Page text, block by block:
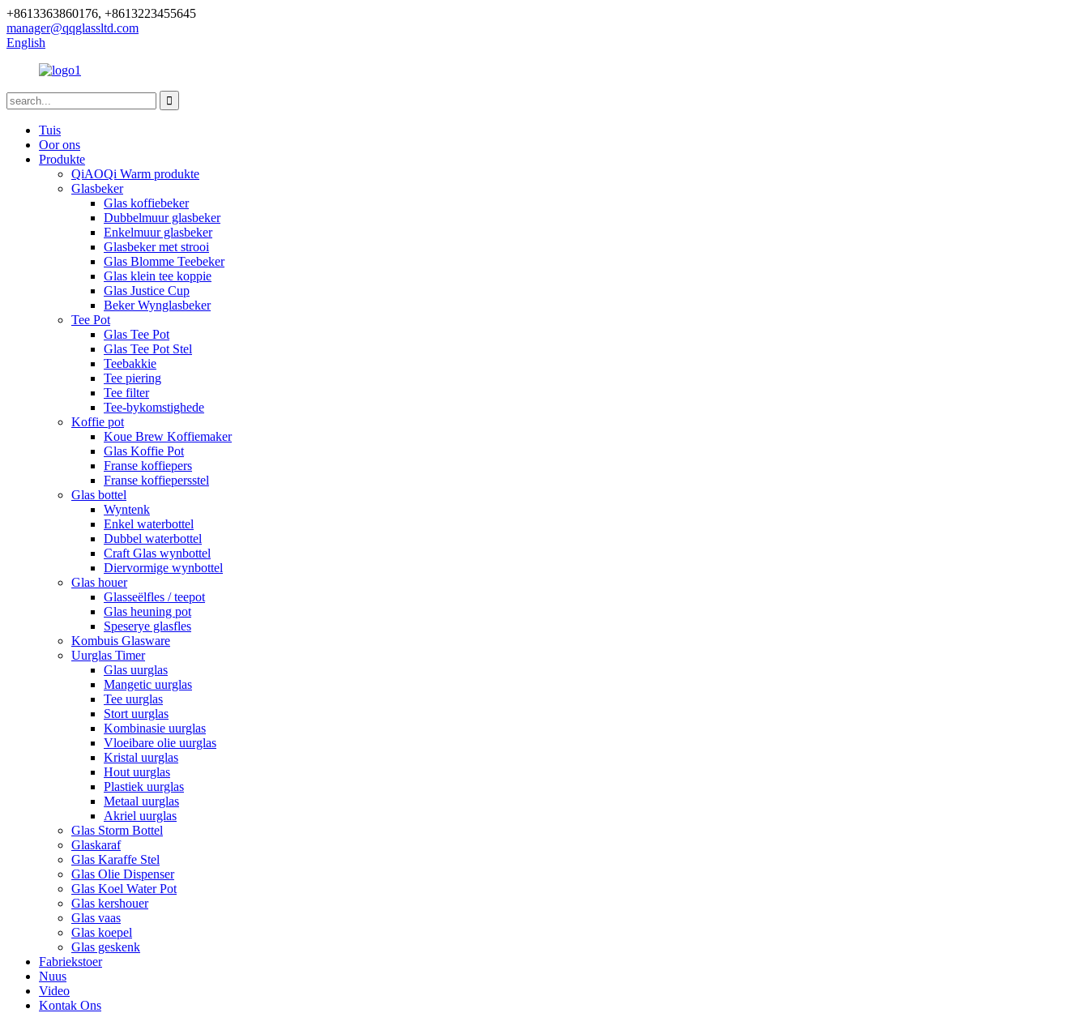
+8613363860176, +8613223455645
manager@qqglassltd.com
English
Tuis
Oor ons
Produkte
QiAOQi Warm produkte
Glasbeker
Glas koffiebeker
Dubbelmuur glasbeker
Enkelmuur glasbeker
Glasbeker met strooi
Glas Blomme Teebeker
Glas klein tee koppie
Glas Justice Cup
Beker Wynglasbeker
Tee Pot
Glas Tee Pot
Glas Tee Pot Stel
Teebakkie
Tee piering
Tee filter
Tee-bykomstighede
Koffie pot
Koue Brew Koffiemaker
Glas Koffie Pot
Franse koffiepers
Franse koffiepersstel
Glas bottel
Wyntenk
Enkel waterbottel
Dubbel waterbottel
Craft Glas wynbottel
Diervormige wynbottel
Glas houer
Glasseëlfles / teepot
Glas heuning pot
Speserye glasfles
Kombuis Glasware
Uurglas Timer
Glas uurglas
Mangetic uurglas
Tee uurglas
Stort uurglas
Kombinasie uurglas
Vloeibare olie uurglas
Kristal uurglas
Hout uurglas
Plastiek uurglas
Metaal uurglas
Akriel uurglas
Glas Storm Bottel
Glaskaraf
Glas Karaffe Stel
Glas Olie Dispenser
Glas Koel Water Pot
Glas kershouer
Glas vaas
Glas koepel
Glas geskenk
Fabriekstoer
Nuus
Video
Kontak Ons